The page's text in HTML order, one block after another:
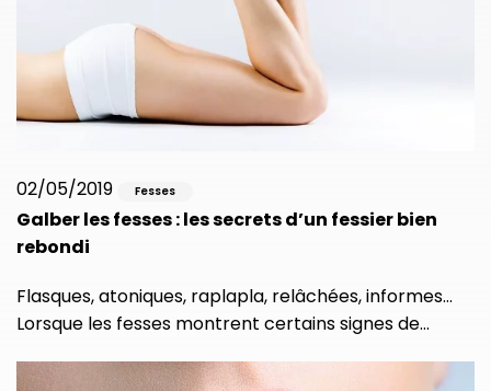
02/05/2019 Fesses
Galber les fesses : les secrets d’un fessier bien
rebondi
Flasques, atoniques, raplapla, relâchées, informes…
Lorsque les fesses montrent certains signes de…